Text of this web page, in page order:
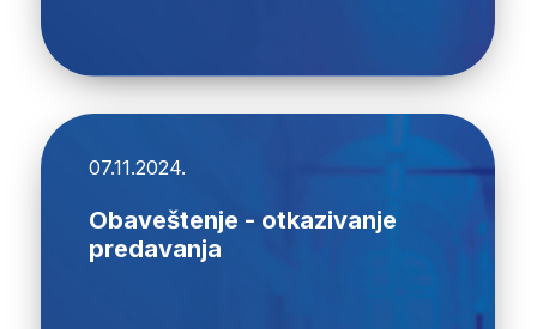
07.11.2024.
Obaveštenje - otkazivanje
predavanja